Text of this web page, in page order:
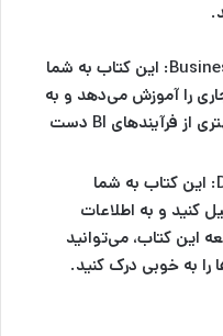
: این کتاب به شما
را آموزش می‌دهد و به
شما کمک می‌کند تا به درک بهتری از فرآیندهای BI دست
: این کتاب به شما
کنید و به اطلاعات
این کتاب، می‌توانید
را به خوبی درک کنید.